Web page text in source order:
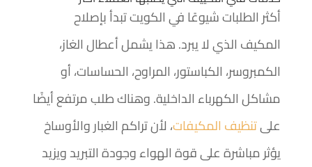
أكثر الطلبات شيوعًا في الكويت تبدأ بإصلاح
المكيف الذي لا يبرد. هذا يشمل أعطال الغاز،
الكمبروسر، الكباستور، المراوح، الحساسات، أو
مشاكل الكهرباء الداخلية. وهناك طلب مرتفع أيضًا
علىتنظيف المكيفات، لأن تراكم الغبار والأوساخ
يؤثر مباشرة على قوة الهواء وجودة التبريد ويزيد